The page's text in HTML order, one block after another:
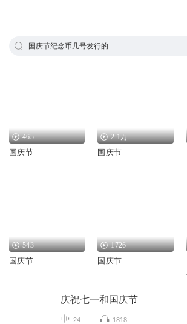
国庆节纪念币几号发行的
465
国庆节
2.1万
国庆节
543
国庆节
1726
国庆节
庆祝七一和国庆节
24 1818